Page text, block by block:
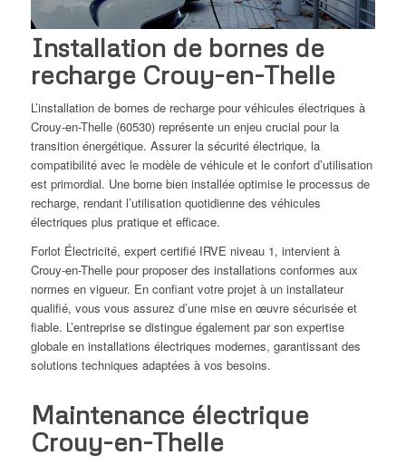
Installation de bornes de
recharge Crouy-en-Thelle
L’installation de bornes de recharge pour véhicules électriques à
Crouy-en-Thelle (60530) représente un enjeu crucial pour la
transition énergétique. Assurer la sécurité électrique, la
compatibilité avec le modèle de véhicule et le confort d’utilisation
est primordial. Une borne bien installée optimise le processus de
recharge, rendant l’utilisation quotidienne des véhicules
électriques plus pratique et efficace.
Forlot Électricité, expert certifié IRVE niveau 1, intervient à
Crouy-en-Thelle pour proposer des installations conformes aux
normes en vigueur. En confiant votre projet à un installateur
qualifié, vous vous assurez d’une mise en œuvre sécurisée et
fiable. L’entreprise se distingue également par son expertise
globale en installations électriques modernes, garantissant des
solutions techniques adaptées à vos besoins.
Maintenance électrique
Crouy-en-Thelle